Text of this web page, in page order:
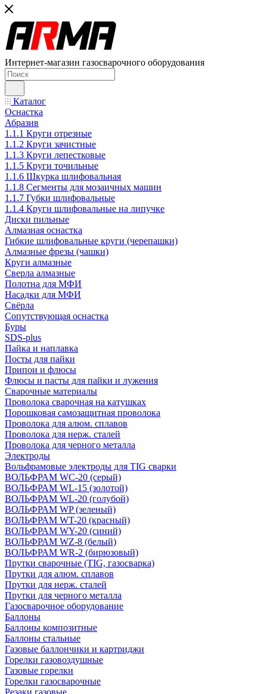
Интернет-магазин газосварочного оборудования
Каталог
Оснастка
Абразив
1.1.1 Круги отрезные
1.1.2 Круги зачистные
1.1.3 Круги лепестковые
1.1.5 Круги точильные
1.1.6 Шкурка шлифовальная
1.1.8 Сегменты для мозаичных машин
1.1.7 Губки шлифовальные
1.1.4 Круги шлифовальные на липучке
Диски пильные
Алмазная оснастка
Гибкие шлифовальные круги (черепашки)
Алмазные фрезы (чашки)
Круги алмазные
Сверла алмазные
Полотна для МФИ
Насадки для МФИ
Свёрла
Сопутствующая оснастка
Буры
SDS-plus
Пайка и наплавка
Посты для пайки
Припои и флюсы
Флюсы и пасты для пайки и лужения
Сварочные материалы
Проволока сварочная на катушках
Порошковая самозащитная проволока
Проволока для алюм. сплавов
Проволока для нерж. сталей
Проволока для черного металла
Электроды
Вольфрамовые электроды для TIG сварки
ВОЛЬФРАМ WC-20 (серый)
ВОЛЬФРАМ WL-15 (золотой)
ВОЛЬФРАМ WL-20 (голубой)
ВОЛЬФРАМ WP (зеленый)
ВОЛЬФРАМ WT-20 (красный)
ВОЛЬФРАМ WY-20 (синий)
ВОЛЬФРАМ WZ-8 (белый)
ВОЛЬФРАМ WR-2 (бирюзовый)
Прутки сварочные (TIG, газосварка)
Прутки для алюм. сплавов
Прутки для нерж. сталей
Прутки для черного металла
Газосварочное оборудование
Баллоны
Баллоны композитные
Баллоны стальные
Газовые баллончики и картриджи
Горелки газовоздушные
Газовые горелки
Горелки газосварочные
Резаки газовые